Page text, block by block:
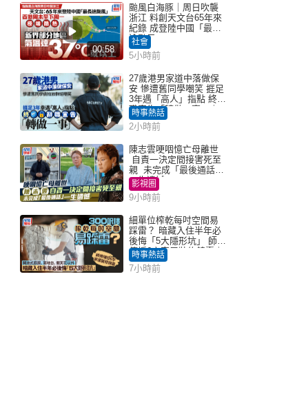
00:58
颱風白海豚｜周日吹襲
浙江 料創天文台65年來
紀錄 成登陸中國「最長
途颱風」
社會
5小時前
27歲港男家道中落做保
安 慘遭舊同學嘲笑 捱足
3年遇「高人」指點 終辭
職宣告「轉做一事」｜
Juicy叮
時事熱話
2小時前
陳志雲哽咽憶亡母離世
自責一決定間接害死至
親 未完成「最後通話」
一生遺憾
影視圈
9小時前
細單位榨乾每吋空間易
踩雷？ 暗藏入住半年必
後悔「5大隱形坑」 師傅
傳授6字家居裝修錦囊｜
Juicy叮
時事熱話
7小時前